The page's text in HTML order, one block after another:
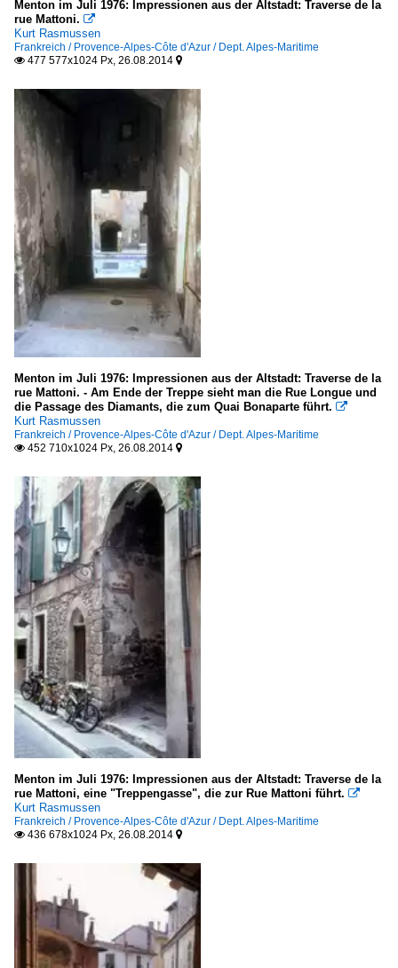
Menton im Juli 1976: Impressionen aus der Altstadt: Traverse de la
rue Mattoni. 
Kurt Rasmussen
Frankreich / Provence-Alpes-Côte d'Azur / Dept. Alpes-Maritime
 477 577x1024 Px, 26.08.2014 
Menton im Juli 1976: Impressionen aus der Altstadt: Traverse de la
rue Mattoni. - Am Ende der Treppe sieht man die Rue Longue und
die Passage des Diamants, die zum Quai Bonaparte führt. 
Kurt Rasmussen
Frankreich / Provence-Alpes-Côte d'Azur / Dept. Alpes-Maritime
 452 710x1024 Px, 26.08.2014 
Menton im Juli 1976: Impressionen aus der Altstadt: Traverse de la
rue Mattoni, eine "Treppengasse", die zur Rue Mattoni führt. 
Kurt Rasmussen
Frankreich / Provence-Alpes-Côte d'Azur / Dept. Alpes-Maritime
 436 678x1024 Px, 26.08.2014 